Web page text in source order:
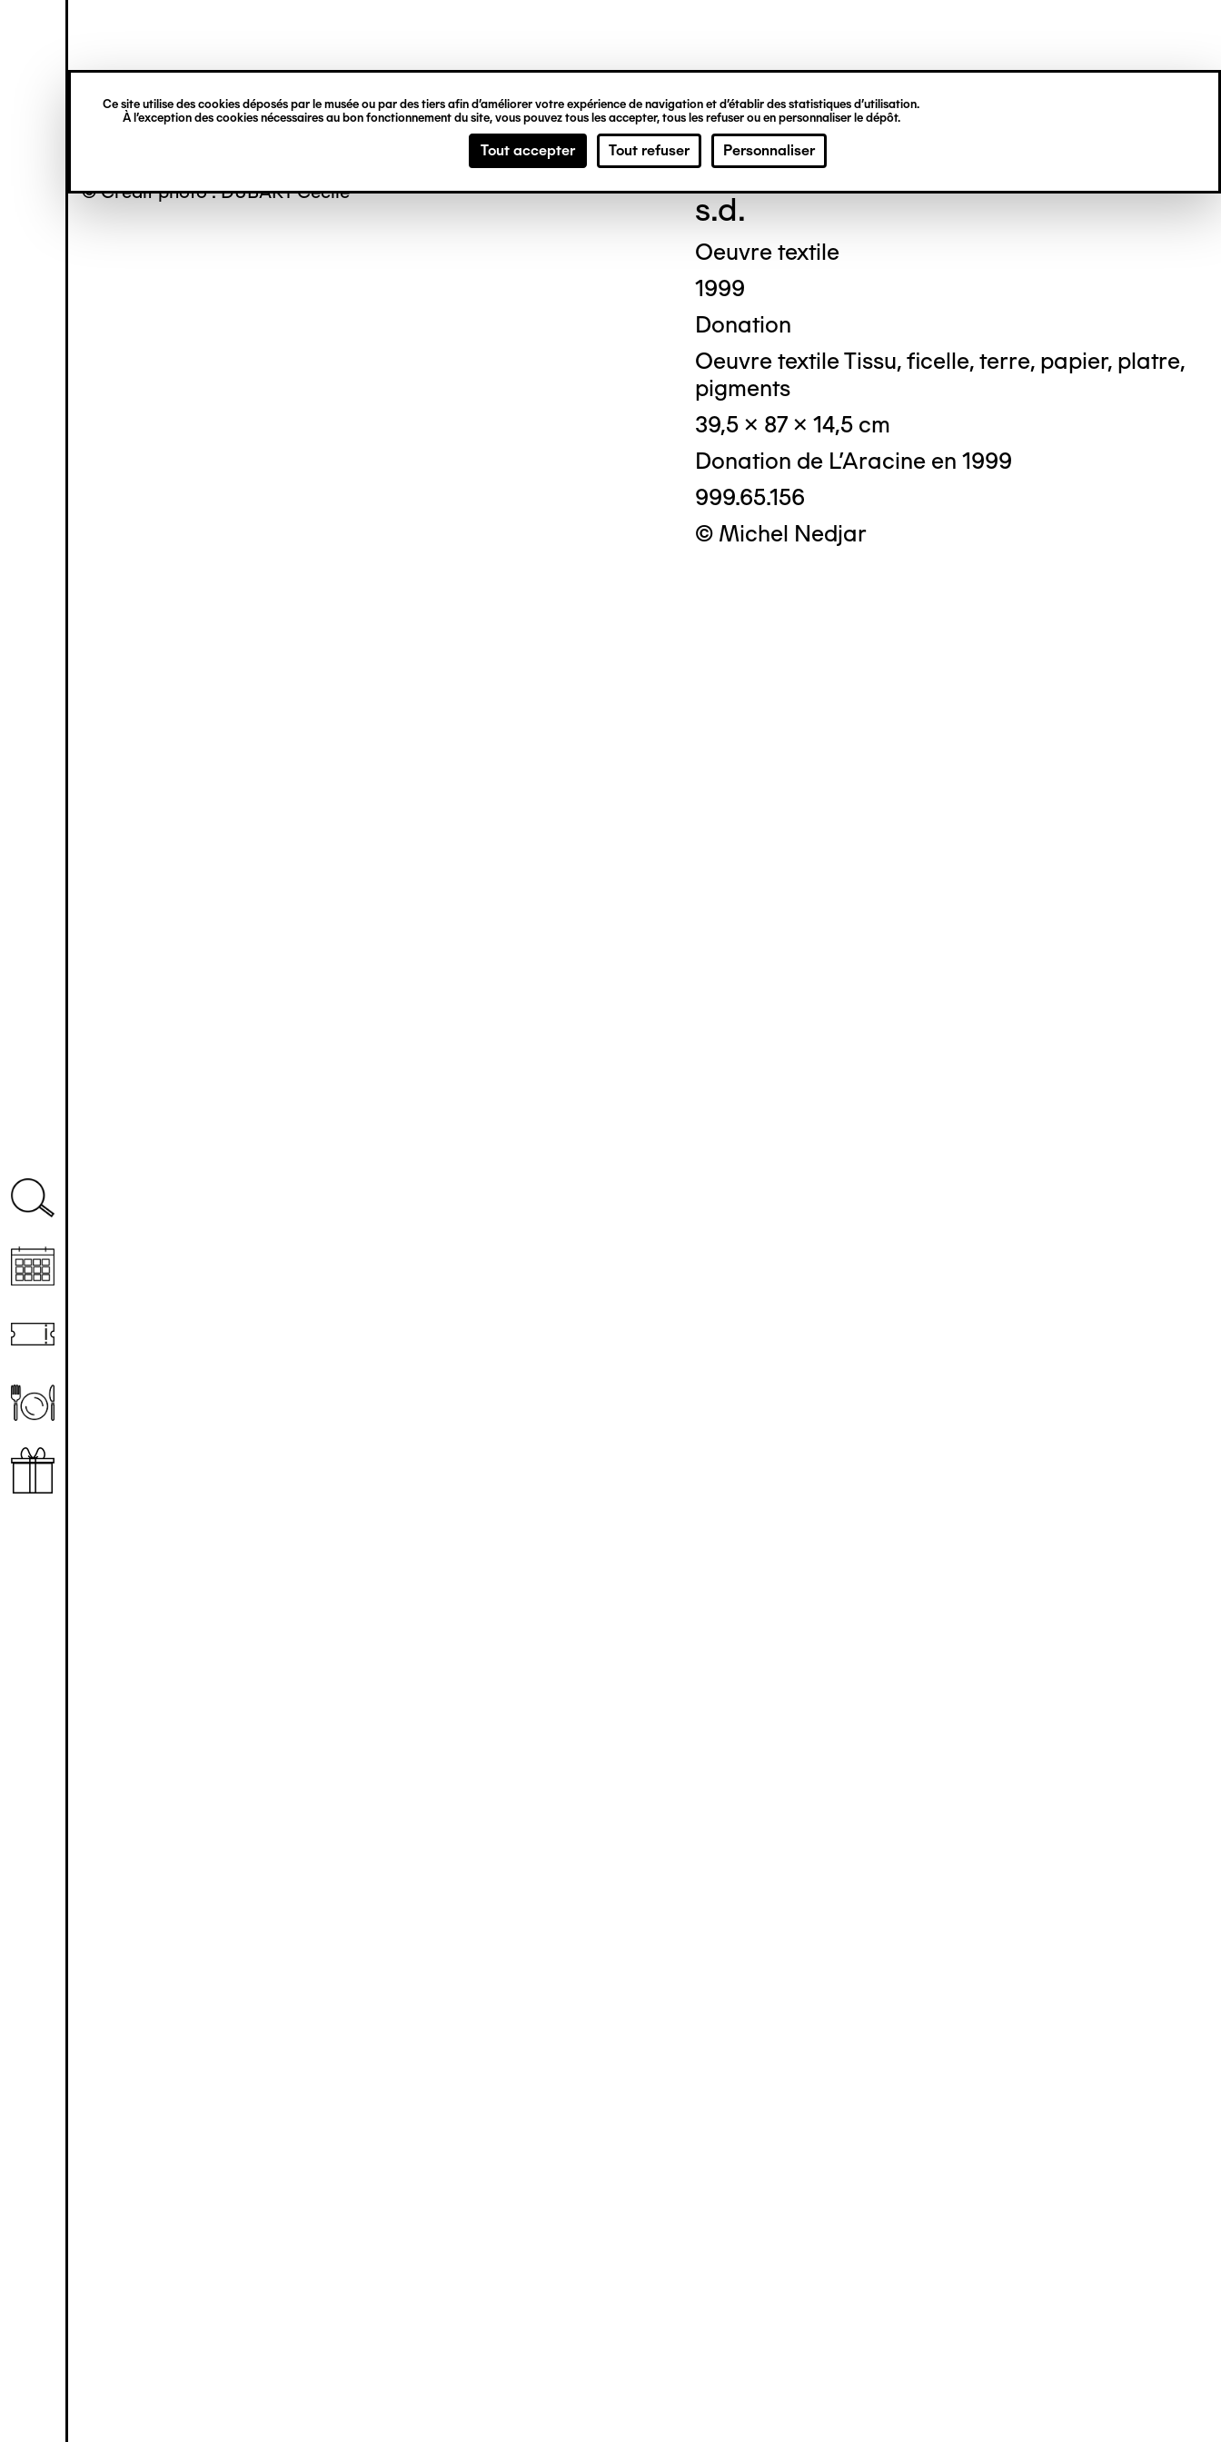
Ce site utilise des cookies déposés par le musée ou par des tiers afin d’améliorer votre expérience de navigation et d’établir des statistiques d’utilisation.
À l’exception des cookies nécessaires au bon fonctionnement du site, vous pouvez tous les accepter, tous les refuser ou en personnaliser le dépôt.
Tout accepter Tout refuser Personnaliser
principal
verticale
© Crédit photo : DUBART Cécile © Crédit photo : DUBART Cécile
Michel NEDJAR
s.d.
Oeuvre textile
1999
Donation
Oeuvre textile Tissu, ficelle, terre, papier, platre,
pigments
39,5 x 87 x 14,5 cm
Donation de L'Aracine en 1999
999.65.156
© Michel Nedjar